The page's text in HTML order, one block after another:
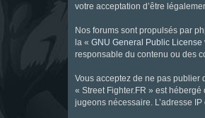
votre acceptation d’être
Nos forums sont propulsés par
la « GNU General Public License
responsable du contenu ou des
Vous acceptez de ne pas publier
« Street Fighter.FR » est
jugeons nécessaire. L’adresse